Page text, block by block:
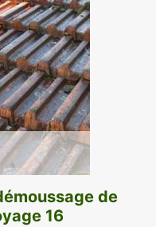
de
16